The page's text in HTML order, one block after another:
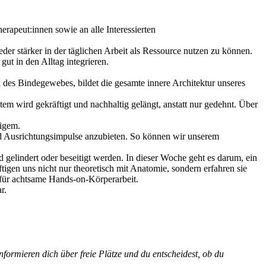
sowie an alle Interessierten
stärker in der täglichen Arbeit als Ressource nutzen zu können.
in den Alltag integrieren.
Bindegewebes, bildet die gesamte innere Architektur unseres
wird gekräftigt und nachhaltig gelängt, anstatt nur gedehnt. Über
anzubieten. So können wir unserem
oder beseitigt werden. In dieser Woche geht es darum, ein
uns nicht nur theoretisch mit Anatomie, sondern erfahren sie
achtsame Hands-on-Körperarbeit.
dich über freie Plätze und du entscheidest, ob du